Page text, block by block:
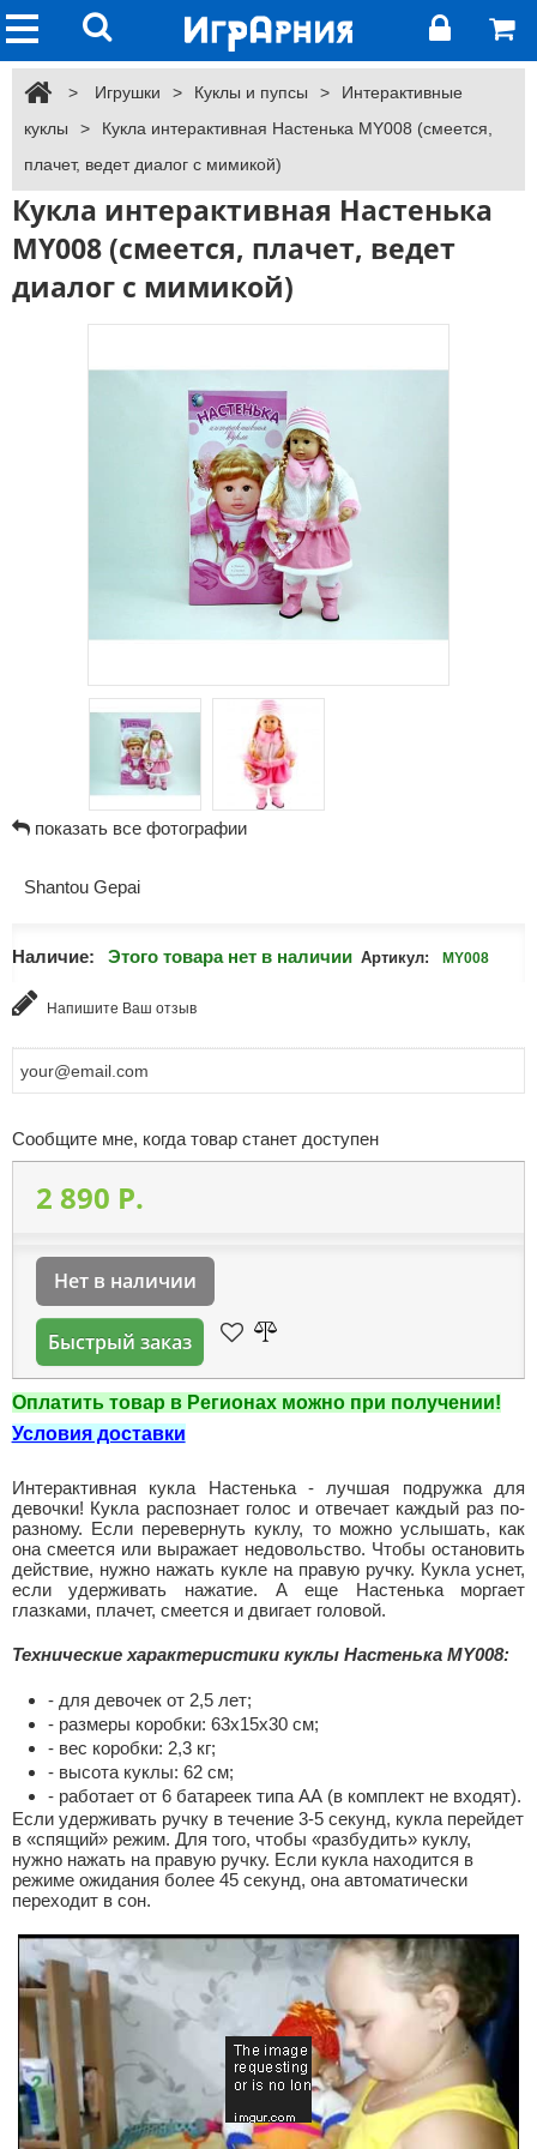
> Игрушки > Куклы и пупсы >
Интерактивные
куклы
>
Кукла интерактивная Настенька MY008 (смеется,
плачет, ведет диалог с мимикой)
Кукла интерактивная Настенька
MY008 (смеется, плачет, ведет
диалог с мимикой)
показать все фотографии
Shantou Gepai
Наличие: Этого товара нет в наличии Артикул: MY008
Напишите Ваш отзыв
Сообщите мне, когда товар станет доступен
2 890 P.
Нет в наличии
Быстрый заказ
Оплатить товар в Регионах можно при получении!
Условия доставки
Интерактивная кукла Настенька - лучшая подружка для
девочки! Кукла распознает голос и отвечает каждый раз по-
разному. Если перевернуть куклу, то можно услышать, как
она смеется или выражает недовольство. Чтобы остановить
действие, нужно нажать кукле на правую ручку. Кукла уснет,
если удерживать нажатие. А еще Настенька моргает
глазками, плачет, смеется и двигает головой.
Технические характеристики куклы Настенька MY008:
- для девочек от 2,5 лет;
- размеры коробки: 63х15х30 см;
- вес коробки: 2,3 кг;
- высота куклы: 62 см;
- работает от 6 батареек типа АА (в комплект не входят).
Если удерживать ручку в течение 3-5 секунд, кукла перейдет
в «спящий» режим. Для того, чтобы «разбудить» куклу,
нужно нажать на правую ручку. Если кукла находится в
режиме ожидания более 45 секунд, она автоматически
переходит в сон.